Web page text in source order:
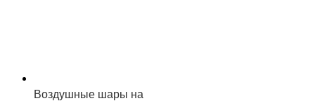
Воздушные шары на